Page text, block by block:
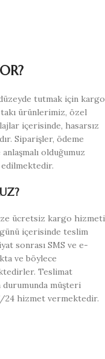
tutmak için kargo
ürünlerimiz, özel
içerisinde, hasarsız
Siparişler, ödeme
olduğumuz
edilmektedir.
ücretsiz kargo hizmeti
içerisinde teslim
sonrası SMS ve e-
ve böylece
Teslimat
durumunda müşteri
24 hizmet vermektedir.